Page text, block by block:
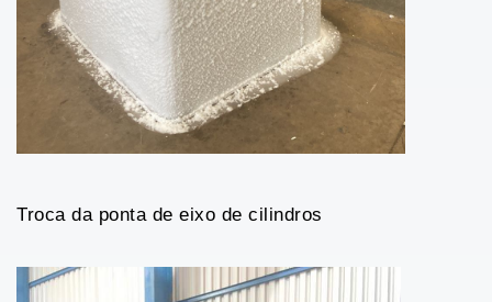
Troca da ponta de eixo de cilindros